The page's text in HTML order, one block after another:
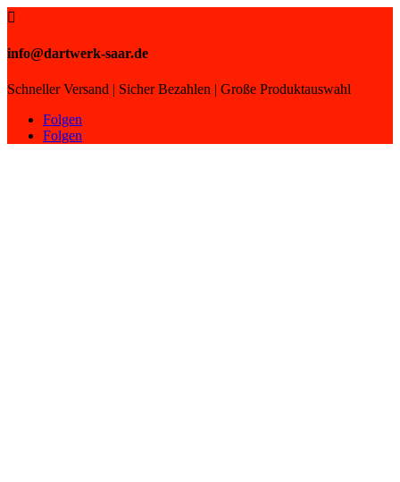

info@dartwerk-saar.de
Schneller Versand | Sicher Bezahlen | Große Produktauswahl
Folgen
Folgen